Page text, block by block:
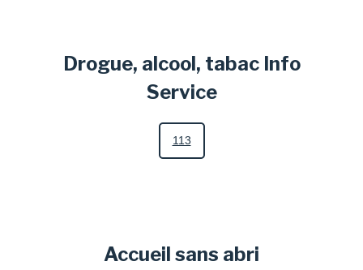
Drogue, alcool, tabac Info
Service
113
Accueil sans abri